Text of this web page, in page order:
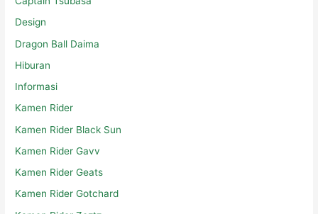
Design
Dragon Ball Daima
Hiburan
Informasi
Kamen Rider
Kamen Rider Black Sun
Kamen Rider Gavv
Kamen Rider Geats
Kamen Rider Gotchard
Kamen Rider Zeztz